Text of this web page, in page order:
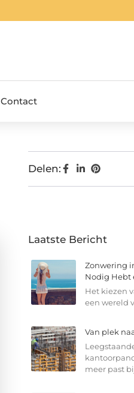
Contact
Delen:
Laatste Bericht
Zonwering
Nodig Hebt
Het kiezen
een wereld
Van plek
meer past